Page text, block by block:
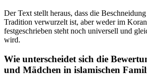
Der Text stellt heraus, dass die
Tradition verwurzelt ist, aber weder im
festgeschrieben steht noch universell und
wird.
Wie unterscheidet sich die
und Mädchen in islamischen